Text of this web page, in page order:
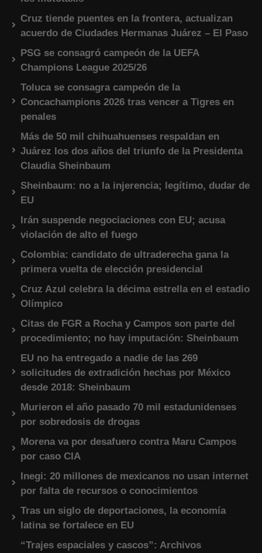
Cruz tiende puentes en la frontera, actualizan
acuerdo de Ciudades Hermanas Juárez – El Paso
PSG se consagró campeón de la UEFA
Champions League 2025/26
Toluca se consagra campeón de la
Concachampions 2026 tras vencer a Tigres en
penales
Más de 50 mil chihuahuenses respaldan en
Juárez los dos años del triunfo de la Presidenta
Claudia Sheinbaum
Sheinbaum: no a la injerencia; legítimo, dudar de
EU
Irán suspende negociaciones con EU; acusa
violación de alto el fuego
Colombia: candidato de ultraderecha gana la
primera vuelta de elección presidencial
Cruz Azul celebra la décima estrella en el estadio
Olímpico
Citas de FGR a Rocha y Campos son parte del
procedimiento; no hay imputación: Sheinbaum
EU no ha entregado a nadie de las 269
solicitudes de extradición hechas por México
desde 2018: Sheinbaum
Murieron el año pasado 70 mil estadunidenses
por sobredosis de drogas
Morena va por desafuero contra Maru Campos
por caso CIA
Inegi: 20 millones de mexicanos no usan internet
por falta de recursos o conocimientos
Tras un siglo de deportaciones, la economía
latina se fortalece en EU
“Trajes espaciales y cascos”: Archivos